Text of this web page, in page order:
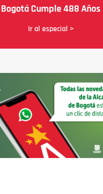
Bogotá Cumple 488 Años
Ir al especial >